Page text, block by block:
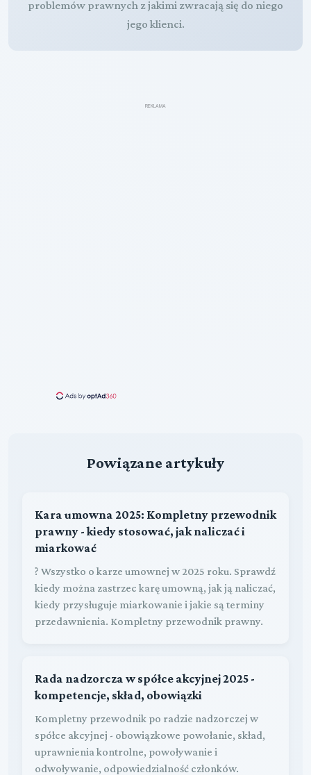
problemów prawnych z jakimi zwracają się do niego
jego klienci.
REKLAMA
Powiązane artykuły
Kara umowna 2025: Kompletny przewodnik
prawny - kiedy stosować, jak naliczać i
miarkować
? Wszystko o karze umownej w 2025 roku. Sprawdź
kiedy można zastrzec karę umowną, jak ją naliczać,
kiedy przysługuje miarkowanie i jakie są terminy
przedawnienia. Kompletny przewodnik prawny.
Rada nadzorcza w spółce akcyjnej 2025 -
kompetencje, skład, obowiązki
Kompletny przewodnik po radzie nadzorczej w
spółce akcyjnej - obowiązkowe powołanie, skład,
uprawnienia kontrolne, powoływanie i
odwoływanie, odpowiedzialność członków.